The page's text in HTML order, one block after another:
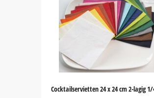
Cocktailservietten 24 x 24 cm 2-lagig 1/